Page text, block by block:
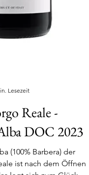
Reale -